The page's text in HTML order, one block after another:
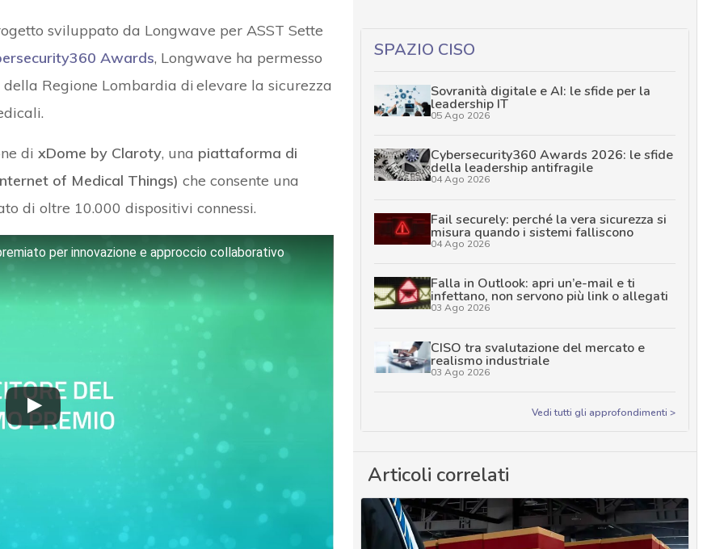
sviluppato da Longwave per ASST Sette
Awards, Longwave ha permesso
Regione Lombardia di elevare la sicurezza
di xDome by Claroty, una piattaforma di
of Medical Things) che consente una
di oltre 10.000 dispositivi connessi.
per innovazione e approccio collaborativo
SPAZIO CISO
Sovranità digitale e AI: le sfide per la
leadership IT
05 Ago 2026
Cybersecurity360 Awards 2026: le sfide
della leadership antifragile
04 Ago 2026
Fail securely: perché la vera sicurezza si
misura quando i sistemi falliscono
04 Ago 2026
Falla in Outlook: apri un’e-mail e ti
infettano, non servono più link o allegati
03 Ago 2026
CISO tra svalutazione del mercato e
realismo industriale
03 Ago 2026
Vedi tutti gli approfondimenti >
Articoli correlati